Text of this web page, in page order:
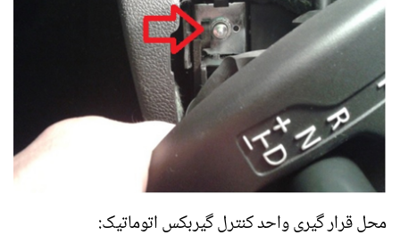
محل قرار گیری واحد کنترل گیربکس اتوماتیک: